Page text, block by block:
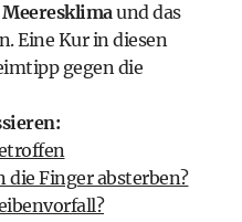
Meeresklimaund das
Eine Kur in diesen
gegen die
Finger absterben?